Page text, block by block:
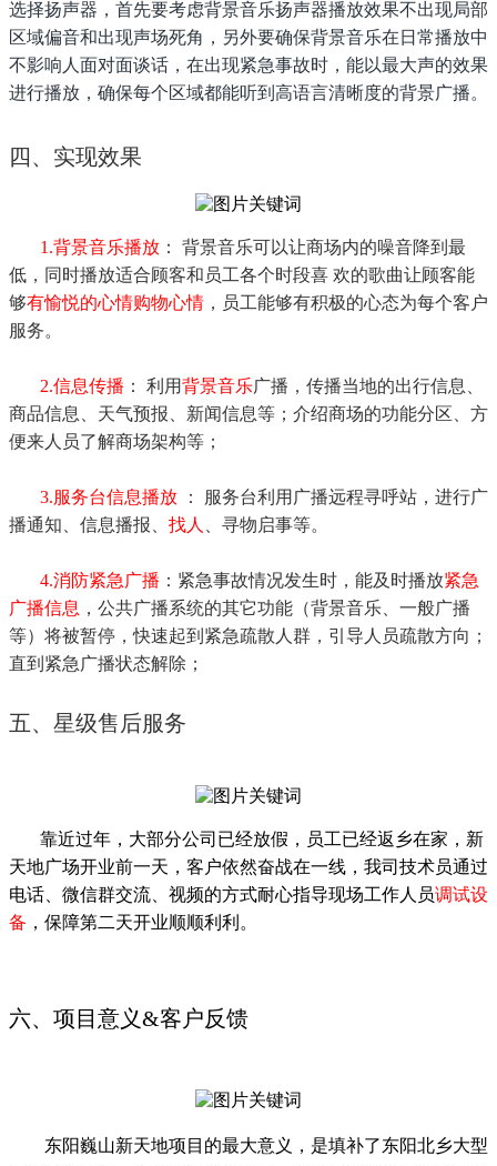
选择扬声器，首先要考虑背景音乐扬声器播放效果不出现局部
区域偏音和出现声场死角，另外要确保背景音乐在日常播放中
不影响人面对面谈话，在出现紧急事故时，能以最大声的效果
进行播放，确保每个区域都能听到高语言清晰度的背景广播。
四、实现效果
1.背景音乐播放 ： 背景音乐可以让商场内的噪音降到最
低，同时播放适合顾客和员工各个时段喜 欢的歌曲让顾客能
够有愉悦的心情购物心情 ，员工能够有积极的心态为每个客户
服务。
2.信息传播 ： 利用背景音乐广播，传播当地的出行信息、
商品信息、天气预报、新闻信息等；介绍商场的功能分区、方
便来人员了解商场架构等；
3.服务台信息播放 ： 服务台利用广播远程寻呼站，进行广
播通知、信息播报、 找人 、寻物启事等。
4.消防紧急广播 ：紧急事故情况发生时，能及时播放紧急
广播信息 ，公共广播系统的其它功能（背景音乐、一般广播
等）将被暂停，快速起到紧急疏散人群，引导人员疏散方向；
直到紧急广播状态解除；
五、星级售后服务
靠近过年，大部分公司已经放假，员工已经返乡在家，新
天地广场开业前一天，客户依然奋战在一线，我司技术员通过
电话、微信群交流、视频的方式耐心指导现场工作人员调试设
备 ，保障第二天开业顺顺利利。
六、项目意义&客户反馈
东阳巍山新天地项 目的最大意义，是填补了东阳北乡大型